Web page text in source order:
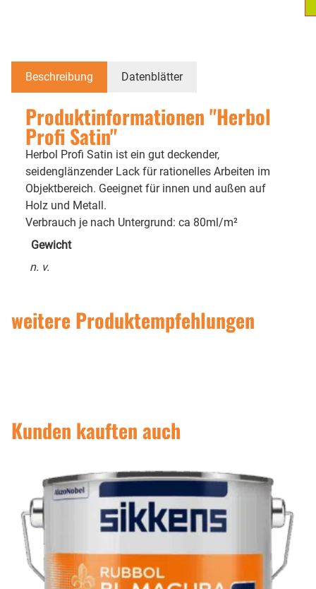
Beschreibung Datenblätter
Produktinformationen "Herbol
Profi Satin"
Herbol Profi Satin ist ein gut deckender,
seidenglänzender Lack für rationelles Arbeiten im
Objektbereich. Geeignet für innen und außen auf
Holz und Metall.
Verbrauch je nach Untergrund: ca 80ml/m²
Gewicht
n. v.
weitere Produktempfehlungen
Kunden kauften auch